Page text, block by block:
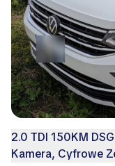
2.0 TDI 150KM
Kamera, Cyfrowe